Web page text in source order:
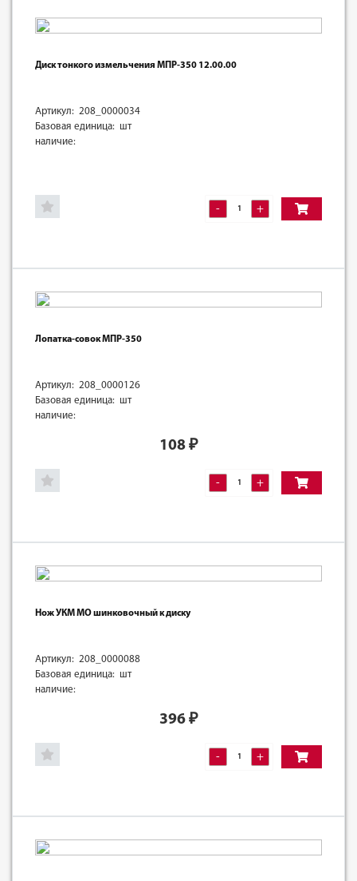
Диск тонкого измельчения МПР-350 12.00.00
Артикул: 208_0000034
Базовая единица: шт
наличие:
- +
Лопатка-совок МПР-350
Артикул: 208_0000126
Базовая единица: шт
наличие:
108 ₽
- +
Нож УКМ МО шинковочный к диску
Артикул: 208_0000088
Базовая единица: шт
наличие:
396 ₽
- +